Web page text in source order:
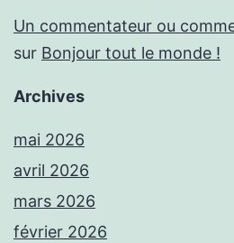
Un commentateur ou
sur Bonjour tout le monde !
Archives
mai 2026
avril 2026
mars 2026
février 2026